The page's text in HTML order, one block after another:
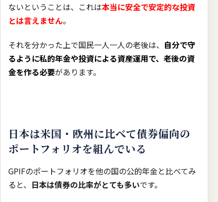
ないということは、これは本当に安全で安定的な投資
とは言えません。
それを分かった上で国民一人一人の老後は、 自分で守
るように私的年金や投資による資産運用で、老後の資
金を作る必要があります。
日本は米国・欧州に比べて債券偏向の
ポートフォリオを組んでいる
GPIFのポートフォリオを他の国の公的年金と比べてみ
ると、 日本は債券の比率がとても多いです。